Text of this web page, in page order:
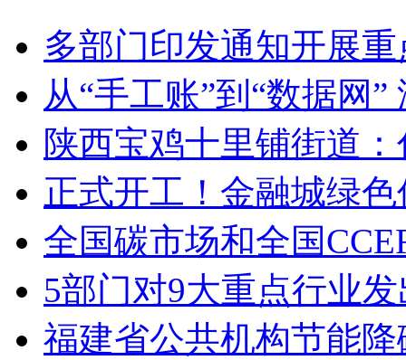
多部门印发通知开展
从“手工账”到“数据网
陕西宝鸡十里铺街道
正式开工！金融城绿
全国碳市场和全国
5部门对9大重点行业
福建省公共机构节能